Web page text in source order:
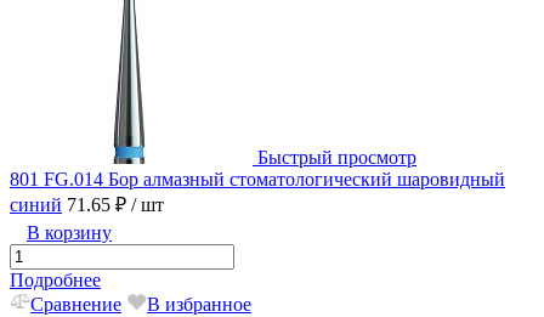
Быстрый просмотр
801 FG.014 Бор алмазный стоматологический шаровидный
синий 71.65 ₽ / шт
В корзину
Подробнее
Сравнение
В избранное